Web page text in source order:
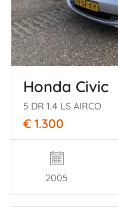
Honda Civic
5 DR 1.4 LS AIRCO
€ 1.300
2005